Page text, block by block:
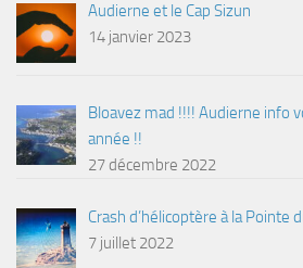
Audierne et le Cap Sizun
14 janvier 2023
Bloavez mad !!!! Audierne info
année !!
27 décembre 2022
Crash d’hélicoptère à la Pointe
7 juillet 2022